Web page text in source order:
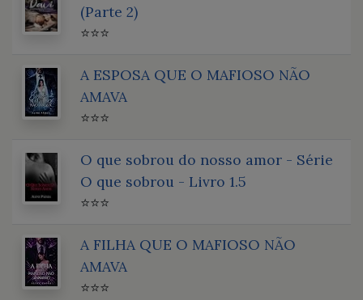
(Parte 2)
⭐⭐⭐
A ESPOSA QUE O MAFIOSO NÃO
AMAVA
⭐⭐⭐
O que sobrou do nosso amor - Série
O que sobrou - Livro 1.5
⭐⭐⭐
A FILHA QUE O MAFIOSO NÃO
AMAVA
⭐⭐⭐